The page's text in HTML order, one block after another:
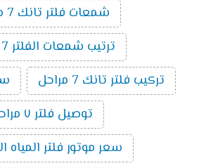
شمعات فلتر تانك 7 مراحل
ترتيب شمعات الفلتر 7 مراحل
تركيب فلتر تانك 7 مراحل
توصيل فلتر ٧ مراحل
سعر موتور فلتر المياه